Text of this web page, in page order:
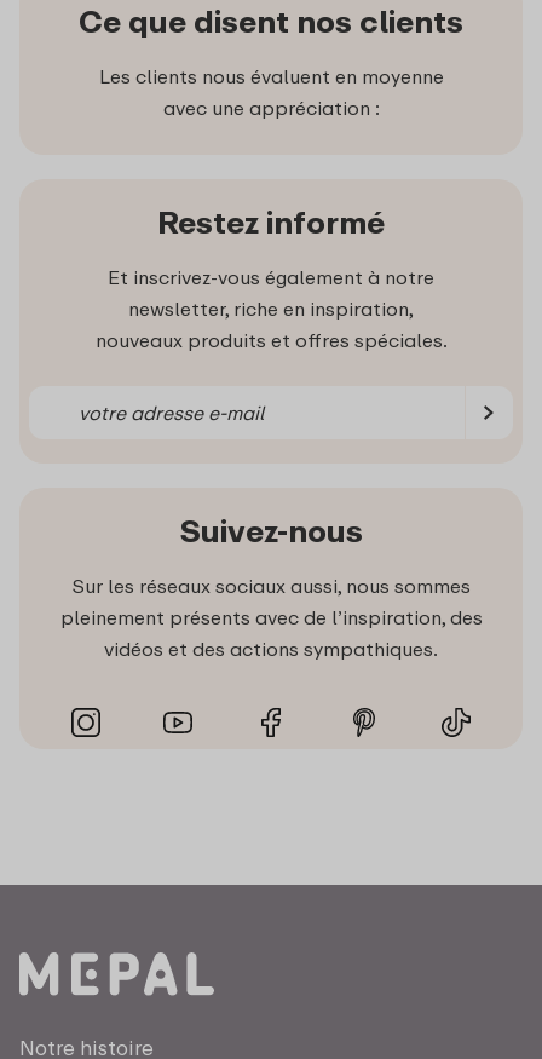
Ce que disent nos clients
Les clients nous évaluent en moyenne
avec une appréciation :
Restez informé
Et inscrivez-vous également à notre
newsletter, riche en inspiration,
nouveaux produits et offres spéciales.
Suivez-nous
Sur les réseaux sociaux aussi, nous sommes
pleinement présents avec de l’inspiration, des
vidéos et des actions sympathiques.
Notre histoire